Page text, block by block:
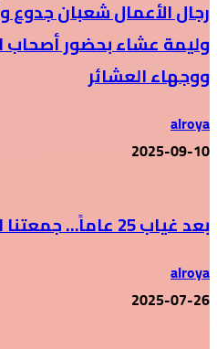
رجال الأعمال شعبان جدوع
وليمة عشاء بحضور أصحاب
ووجهاء العشائر
alroya
2025-09-10
بعد غياب 25 عاماً… جمعتنا الصدفة
alroya
2025-07-26